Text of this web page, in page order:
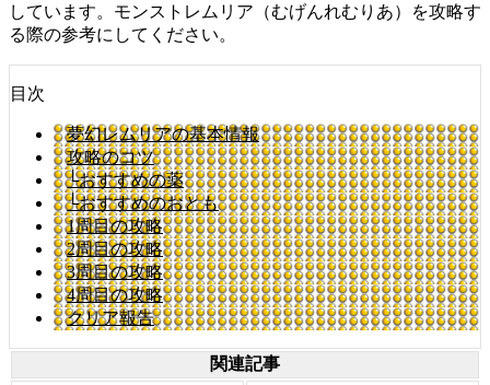
しています。モンストレムリア（むげんれむりあ）を攻略す
る際の参考にしてください。
目次
夢幻レムリアの基本情報
攻略のコツ
└おすすめの薬
└おすすめのおとも
1周目の攻略
2周目の攻略
3周目の攻略
4周目の攻略
クリア報告
関連記事